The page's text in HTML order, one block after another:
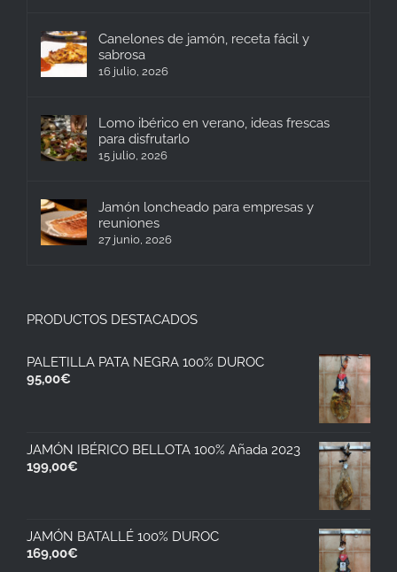
Canelones de jamón, receta fácil y
sabrosa
16 julio, 2026
Lomo ibérico en verano, ideas frescas
para disfrutarlo
15 julio, 2026
Jamón loncheado para empresas y
reuniones
27 junio, 2026
PRODUCTOS DESTACADOS
PALETILLA PATA NEGRA 100% DUROC
95,00€
JAMÓN IBÉRICO BELLOTA 100% Añada 2023
199,00€
JAMÓN BATALLÉ 100% DUROC
169,00€